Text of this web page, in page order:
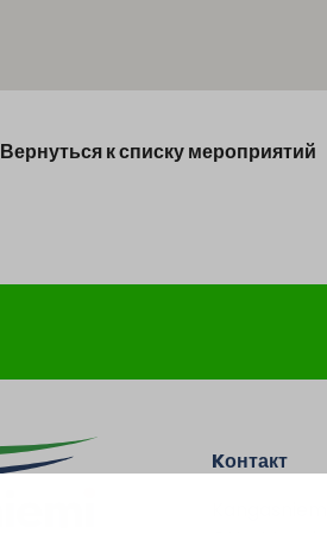
Вернуться к списку мероприятий
Kонтакт